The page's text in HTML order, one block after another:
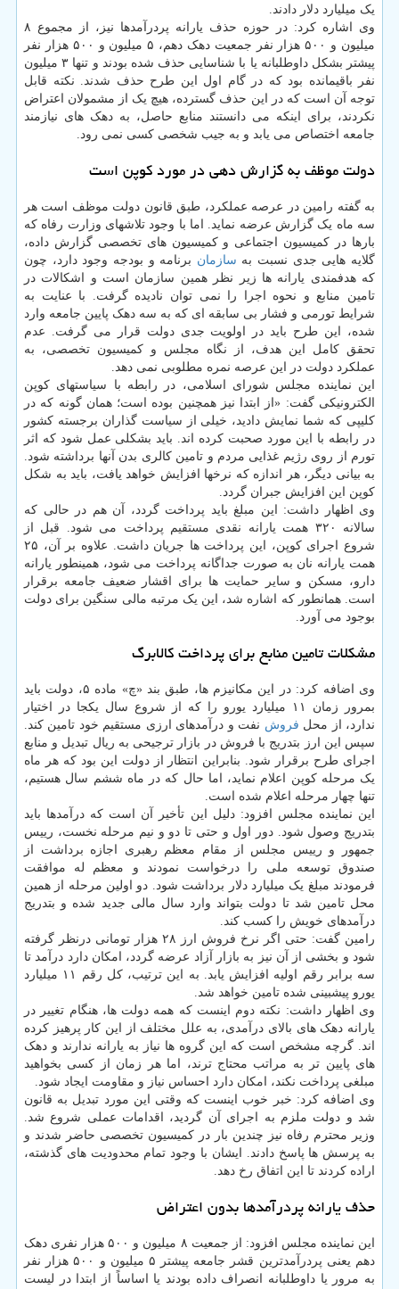
یک میلیارد دلار دادند.
وی اشاره کرد: در حوزه حذف یارانه پردرآمدها نیز، از مجموع ۸
میلیون و ۵۰۰ هزار نفر جمعیت دهک دهم، ۵ میلیون و ۵۰۰ هزار نفر
پیشتر بشکل داوطلبانه یا با شناسایی حذف شده بودند و تنها ۳ میلیون
نفر باقیمانده بود که در گام اول این طرح حذف شدند. نکته قابل
توجه آن است که در این حذف گسترده، هیچ یک از مشمولان اعتراض
نکردند، برای اینکه می دانستند منابع حاصل، به دهک های نیازمند
جامعه اختصاص می یابد و به جیب شخصی کسی نمی رود.
دولت موظف به گزارش دهی در مورد کوپن است
به گفته رامین در عرصه عملکرد، طبق قانون دولت موظف است هر
سه ماه یک گزارش عرضه نماید. اما با وجود تلاشهای وزارت رفاه که
بارها در کمیسیون اجتماعی و کمیسیون های تخصصی گزارش داده،
گلایه هایی جدی نسبت به سازمان برنامه و بودجه وجود دارد، چون
که هدفمندی یارانه ها زیر نظر همین سازمان است و اشکالات در
تامین منابع و نحوه اجرا را نمی توان نادیده گرفت. با عنایت به
شرایط تورمی و فشار بی سابقه ای که به سه دهک پایین جامعه وارد
شده، این طرح باید در اولویت جدی دولت قرار می گرفت. عدم
تحقق کامل این هدف، از نگاه مجلس و کمیسیون تخصصی، به
عملکرد دولت در این عرصه نمره مطلوبی نمی دهد.
این نماینده مجلس شورای اسلامی، در رابطه با سیاستهای کوپن
الکترونیکی گفت: «از ابتدا نیز همچنین بوده است؛ همان گونه که در
کلیپی که شما نمایش دادید، خیلی از سیاست گذاران برجسته کشور
در رابطه با این مورد صحبت کرده اند. باید بشکلی عمل شود که اثر
تورم از روی رژیم غذایی مردم و تامین کالری بدن آنها برداشته شود.
به بیانی دیگر، هر اندازه که نرخها افزایش خواهد یافت، باید به شکل
کوپن این افزایش جبران گردد.
وی اظهار داشت: این مبلغ باید پرداخت گردد، آن هم در حالی که
سالانه ۳۲۰ همت یارانه نقدی مستقیم پرداخت می شود. قبل از
شروع اجرای کوپن، این پرداخت ها جریان داشت. علاوه بر آن، ۲۵
همت یارانه نان به صورت جداگانه پرداخت می شود، همینطور یارانه
دارو، مسکن و سایر حمایت ها برای اقشار ضعیف جامعه برقرار
است. همانطور که اشاره شد، این یک مرتبه مالی سنگین برای دولت
بوجود می آورد.
مشکلات تامین منابع برای پرداخت کالابرگ
وی اضافه کرد: در این مکانیزم ها، طبق بند «چ» ماده ۵، دولت باید
بمرور زمان ۱۱ میلیارد یورو را که از شروع سال یکجا در اختیار
ندارد، از محل فروش نفت و درآمدهای ارزی مستقیم خود تامین کند.
سپس این ارز بتدریج با فروش در بازار ترجیحی به ریال تبدیل و منابع
اجرای طرح برقرار شود. بنابراین انتظار از دولت این بود که هر ماه
یک مرحله کوپن اعلام نماید، اما حال که در ماه ششم سال هستیم،
تنها چهار مرحله اعلام شده است.
این نماینده مجلس افزود: دلیل این تأخیر آن است که درآمدها باید
بتدریج وصول شود. دور اول و حتی تا دو و نیم مرحله نخست، رییس
جمهور و رییس مجلس از مقام معظم رهبری اجازه برداشت از
صندوق توسعه ملی را درخواست نمودند و معظم له موافقت
فرمودند مبلغ یک میلیارد دلار برداشت شود. دو اولین مرحله از همین
محل تامین شد تا دولت بتواند وارد سال مالی جدید شده و بتدریج
درآمدهای خویش را کسب کند.
رامین گفت: حتی اگر نرخ فروش ارز ۲۸ هزار تومانی درنظر گرفته
شود و بخشی از آن نیز به بازار آزاد عرضه گردد، امکان دارد درآمد تا
سه برابر رقم اولیه افزایش یابد. به این ترتیب، کل رقم ۱۱ میلیارد
یورو پیشبینی شده تامین خواهد شد.
وی اظهار داشت: نکته دوم اینست که همه دولت ها، هنگام تغییر در
یارانه دهک های بالای درآمدی، به علل مختلف از این کار پرهیز کرده
اند. گرچه مشخص است که این گروه ها نیاز به یارانه ندارند و دهک
های پایین تر به مراتب محتاج ترند، اما هر زمان از کسی بخواهید
مبلغی پرداخت نکند، امکان دارد احساس نیاز و مقاومت ایجاد شود.
وی اضافه کرد: خبر خوب اینست که وقتی این مورد تبدیل به قانون
شد و دولت ملزم به اجرای آن گردید، اقدامات عملی شروع شد.
وزیر محترم رفاه نیز چندین بار در کمیسیون تخصصی حاضر شدند و
به پرسش ها پاسخ دادند. ایشان با وجود تمام محدودیت های گذشته،
اراده کردند تا این اتفاق رخ دهد.
حذف یارانه پردرآمدها بدون اعتراض
این نماینده مجلس افزود: از جمعیت ۸ میلیون و ۵۰۰ هزار نفری دهک
دهم یعنی پردرآمدترین قشر جامعه پیشتر ۵ میلیون و ۵۰۰ هزار نفر
به مرور یا داوطلبانه انصراف داده بودند یا اساساً از ابتدا در لیست